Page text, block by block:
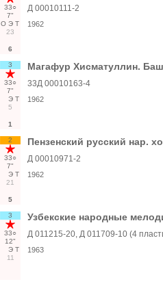
33○
7"
О Э Т
23
6
Д 00010111-2
1962
3
33○
7"
Э Т
5
1
Магафур Хисматуллин.
33Д 00010163-4
1962
2
33○
7"
Э Т
21
5
Пензенский русский нар.
Д 00010971-2
1962
3
33○
12"
Э Т
11
Узбекские народные
Д 011215-20, Д 011709-10 (4
1963